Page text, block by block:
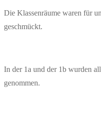
Die Klassenräume waren für
geschmückt.
In der 1a und der 1b wurden
genommen.